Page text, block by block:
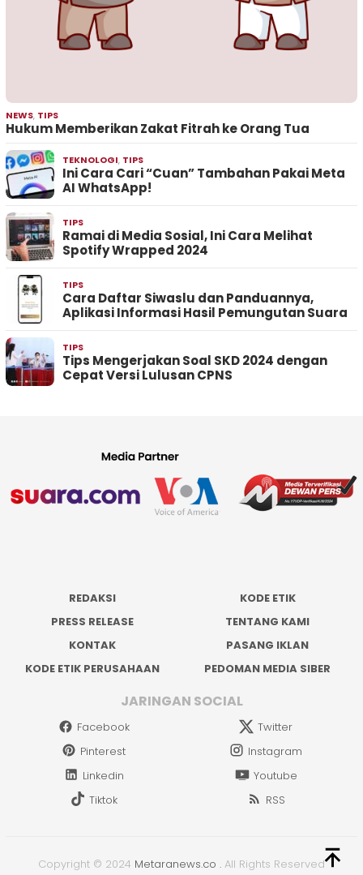
NEWS, TIPS
Hukum Memberikan Zakat Fitrah ke Orang Tua
TEKNOLOGI, TIPS
Ini Cara Cari “Cuan” Tambahan Pakai Meta
AI WhatsApp!
TIPS
Ramai di Media Sosial, Ini Cara Melihat
Spotify Wrapped 2024
TIPS
Cara Daftar Siwaslu dan Panduannya,
Aplikasi Informasi Hasil Pemungutan Suara
TIPS
Tips Mengerjakan Soal SKD 2024 dengan
Cepat Versi Lulusan CPNS
REDAKSI
KODE ETIK
PRESS RELEASE
TENTANG KAMI
KONTAK
PASANG IKLAN
KODE ETIK PERUSAHAAN
PEDOMAN MEDIA SIBER
JARINGAN SOCIAL
Facebook
Twitter
Pinterest
Instagram
Linkedin
Youtube
Tiktok
RSS
Copyright © 2024 Metaranews.co . All Rights Reserved